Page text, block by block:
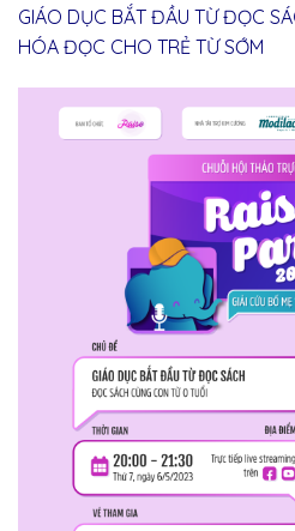
GIÁO DỤC BẮT ĐẦU TỪ ĐỌC
HÓA ĐỌC CHO TRẺ TỪ SỚM